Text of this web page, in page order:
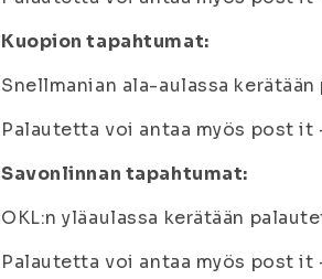
Kuopion tapahtumat:
Snellmanian ala-aulassa
Palautetta voi antaa myös post
Savonlinnan tapahtumat:
OKL:n yläaulassa kerätään
Palautetta voi antaa myös post it